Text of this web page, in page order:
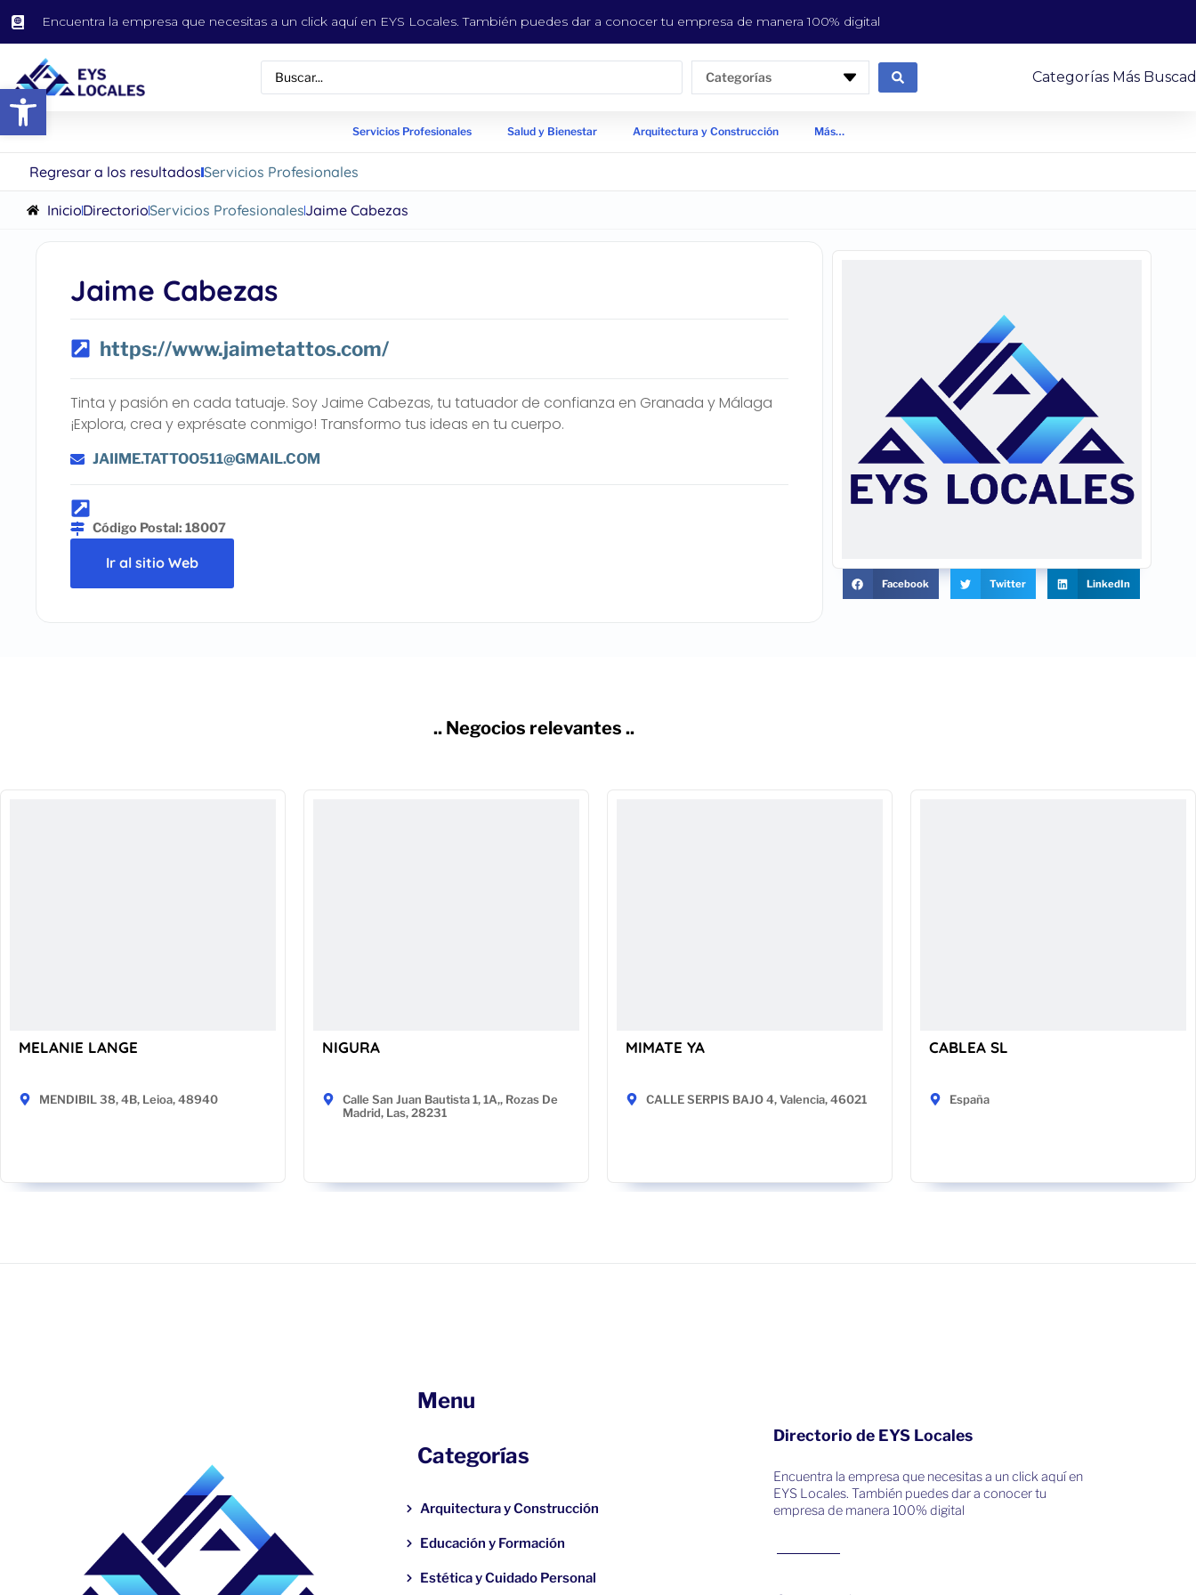
Abrir barra de herramientas
Encuentra la empresa que necesitas a un click aquí en EYS Locales. También puedes dar a conocer tu empresa de manera 100% digital
Categorías Categorías Más
Servicios Profesionales Salud y Bienestar Arquitectura y Construcción Más…
Regresar a los resultadosServicios Profesionales
InicioDirectorioServicios ProfesionalesJaime Cabezas
Jaime Cabezas
https://www.jaimetattos.com/
Tinta y pasión en cada tatuaje. Soy Jaime Cabezas, tu tatuador de confianza en Granada y Málaga
¡Explora, crea y exprésate conmigo! Transformo tus ideas en tu cuerpo.
JAIIME.TATTOO511@GMAIL.COM
Código Postal: 18007
Ir al sitio Web
Facebook Twitter LinkedIn
.. Negocios relevantes ..
MELANIE LANGE
MENDIBIL 38, 4B, Leioa, 48940
NIGURA
Calle San Juan Bautista 1, 1A,, Rozas De
Madrid, Las, 28231
MIMATE YA
CALLE SERPIS BAJO 4, Valencia, 46021
CABLEA SL
España
Menu
Categorías
Arquitectura y Construcción
Educación y Formación
Estética y Cuidado Personal
Directorio de EYS Locales
Encuentra la empresa que necesitas a un click aquí en
EYS Locales. También puedes dar a conocer tu
empresa de manera 100% digital